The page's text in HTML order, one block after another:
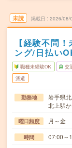
未読 掲載日 2026/08/
【経験不問
ング/日払い
職種未経験OK 交
派遣
勤務地
岩手県
北上駅
曜日頻度 月～金
時間 07:00～